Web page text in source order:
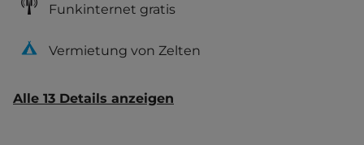
Funkinternet gratis
Vermietung von Zelten
Alle 13 Details anzeigen